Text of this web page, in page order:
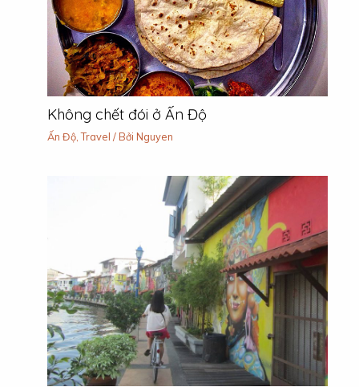
Không chết đói ở Ấn Độ
Ấn Độ,Travel / Bởi Nguyen